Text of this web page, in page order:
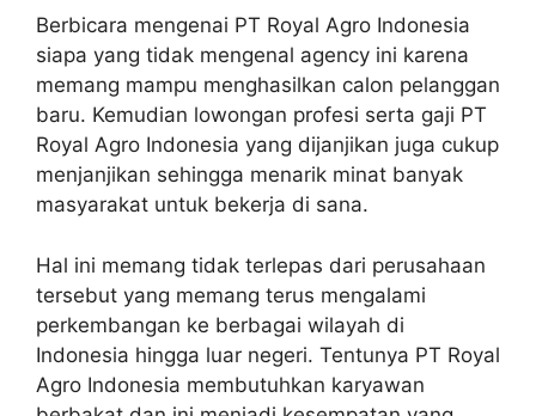
Berbicara mengenai PT Royal Agro Indonesia
siapa yang tidak mengenal agency ini karena
memang mampu menghasilkan calon pelanggan
baru. Kemudian lowongan profesi serta gaji PT
Royal Agro Indonesia yang dijanjikan juga cukup
menjanjikan sehingga menarik minat banyak
masyarakat untuk bekerja di sana.
Hal ini memang tidak terlepas dari perusahaan
tersebut yang memang terus mengalami
perkembangan ke berbagai wilayah di
Indonesia hingga luar negeri. Tentunya PT Royal
Agro Indonesia membutuhkan karyawan